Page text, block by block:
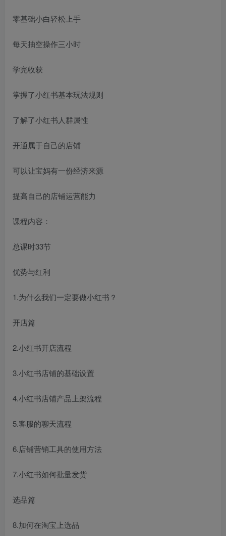
零基础小白轻松上手
每天抽空操作三小时
学完收获
掌握了小红书基本玩法规则
了解了小红书人群属性
开通属于自己的店铺
可以让宝妈有一份经济来源
提高自己的店铺运营能力
课程内容：
总课时33节
优势与红利
1.为什么我们一定要做小红书？
开店篇
2.小红书开店流程
3.小红书店铺的基础设置
4.小红书店铺产品上架流程
5.客服的聊天流程
6.店铺营销工具的使用方法
7.小红书如何批量发货
选品篇
8.加何在淘宝上选品